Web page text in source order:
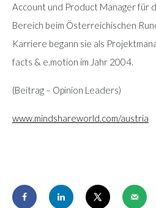
Account und Product Manager für
Bereich beim Österreichischen
Karriere begann sie als
facts & e.motion im Jahr 2004.
(Beitrag – Opinion Leaders)
www.mindshareworld.com/austria